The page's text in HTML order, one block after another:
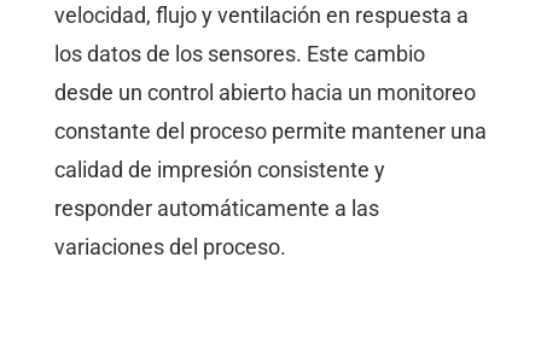
velocidad, flujo y ventilación en respuesta a
los datos de los sensores. Este cambio
desde un control abierto hacia un monitoreo
constante del proceso permite mantener una
calidad de impresión consistente y
responder automáticamente a las
variaciones del proceso.